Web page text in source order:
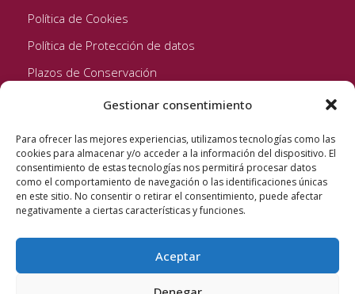
Gestionar consentimiento
Para ofrecer las mejores experiencias, utilizamos tecnologías como las
cookies para almacenar y/o acceder a la información del dispositivo. El
consentimiento de estas tecnologías nos permitirá procesar datos
como el comportamiento de navegación o las identificaciones únicas
en este sitio. No consentir o retirar el consentimiento, puede afectar
negativamente a ciertas características y funciones.
Aceptar
Política de Cookies
Política de Protección de datos
Plazos de Conservación
Seguinos!
Quixote Concentrates S.L. 2022 © Reservados todos los
derechos